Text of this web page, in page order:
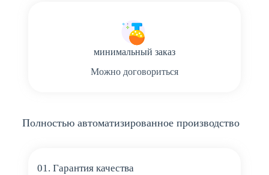
минимальный заказ
Можно договориться
Полностью автоматизированное производство
01. Гарантия качества